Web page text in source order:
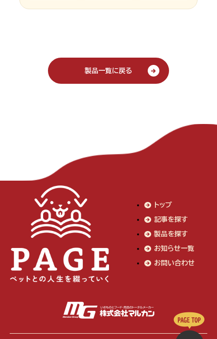
製品一覧に戻る
トップ
記事を探す
製品を探す
お知らせ一覧
お問い合わせ